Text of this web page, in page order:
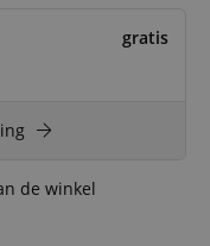
gratis
de winkel